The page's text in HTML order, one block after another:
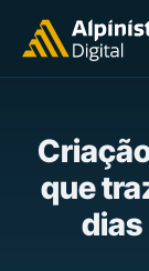
que
dias